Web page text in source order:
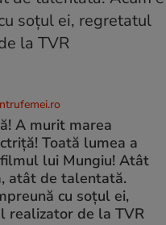
A murit marea
Toată lumea a
lui Mungiu! Atât
atât de talentată.
cu soțul ei,
realizator de la TVR